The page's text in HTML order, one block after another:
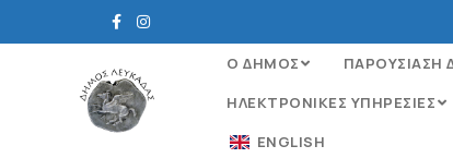
Ο ΔΗΜΟΣ ΠΑΡΟΥΣΙΑΣΗ
ΗΛΕΚΤΡΟΝΙΚΈΣ ΥΠΗΡΕΣΊΕΣ
ENGLISH